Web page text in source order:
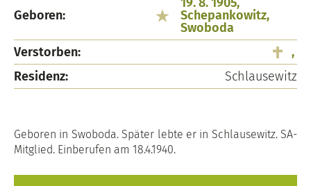
Geboren:
Schepankowitz,
Swoboda
Verstorben:
,
Residenz:
Schlausewitz
Geboren in Swoboda. Später lebte er in Schlausewitz. SA-
Mitglied. Einberufen am 18.4.1940.